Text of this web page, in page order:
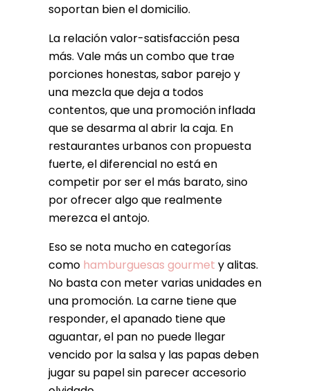
soportan bien el domicilio.
La relación valor-satisfacción pesa
más. Vale más un combo que trae
porciones honestas, sabor parejo y
una mezcla que deja a todos
contentos, que una promoción inflada
que se desarma al abrir la caja. En
restaurantes urbanos con propuesta
fuerte, el diferencial no está en
competir por ser el más barato, sino
por ofrecer algo que realmente
merezca el antojo.
Eso se nota mucho en categorías
como hamburguesas gourmet y alitas.
No basta con meter varias unidades en
una promoción. La carne tiene que
responder, el apanado tiene que
aguantar, el pan no puede llegar
vencido por la salsa y las papas deben
jugar su papel sin parecer accesorio